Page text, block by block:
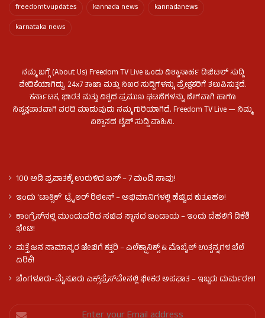
freedomtvupdates
kannada news
kannadanews
karnataka news
ನಮ್ಮ ಬಗ್ಗೆ (About Us) Freedom TV Live ಒಂದು ವಿಶ್ವಾಸಾರ್ಹ ಡಿಜಿಟಲ್ ಸುದ್ದಿ
ವೇದಿಕೆಯಾಗಿದ್ದು, 24x7 ತಾಜಾ ಮತ್ತು ನಿಖರ ಸುದ್ದಿಗಳನ್ನು ಪ್ರೇಕ್ಷಕರಿಗೆ ತಲುಪಿಸುತ್ತದೆ.
ಕರ್ನಾಟಕ, ಭಾರತ ಮತ್ತು ವಿಶ್ವದ ಪ್ರಮುಖ ಘಟನೆಗಳನ್ನು ವೇಗವಾಗಿ ಹಾಗೂ
ನಿಷ್ಪಕ್ಷಪಾತವಾಗಿ ವರದಿ ಮಾಡುವುದು ನಮ್ಮ ಗುರಿಯಾಗಿದೆ. Freedom TV Live — ನಿಮ್ಮ
ವಿಶ್ವಾಸದ ಲೈವ್ ಸುದ್ದಿ ವಾಹಿನಿ.
100 ಅಡಿ ಪ್ರಪಾತಕ್ಕೆ ಉರುಳಿದ ಬಸ್‌ – 7 ಮಂದಿ ಸಾವು!
ಇಂದು ʻಟಾಕ್ಸಿಕ್ʼ ಟ್ರೈಲರ್ ರಿಲೀಸ್‌ – ಅಭಿಮಾನಿಗಳಲ್ಲಿ ಹೆಚ್ಚಿದ ಕುತೂಹಲ!
ಕಾಂಗ್ರೆಸ್​ನಲ್ಲಿ ಮುಂದುವರಿದ ಸಚಿವ ಸ್ಥಾನದ ಬಂಡಾಯ – ಇಂದು ದೆಹಲಿಗೆ ಡಿಕೆಶಿ
ಭೇಟಿ!
ಮತ್ತೆ ಜನ ಸಾಮಾನ್ಯರ ಜೇಬಿಗೆ ಕತ್ತರಿ – ಎಲೆಕ್ಟ್ರಾನಿಕ್ಸ್ & ಮೊಬೈಲ್ ಉತ್ಪನ್ನಗಳ ಬೆಲೆ
ಏರಿಕೆ!
ಬೆಂಗಳೂರು-ಮೈಸೂರು ಎಕ್ಸ್‌ಪ್ರೆಸ್‌ವೇನಲ್ಲಿ ಭೀಕರ ಅಪಘಾತ – ಇಬ್ಬರು ದುರ್ಮರಣ!